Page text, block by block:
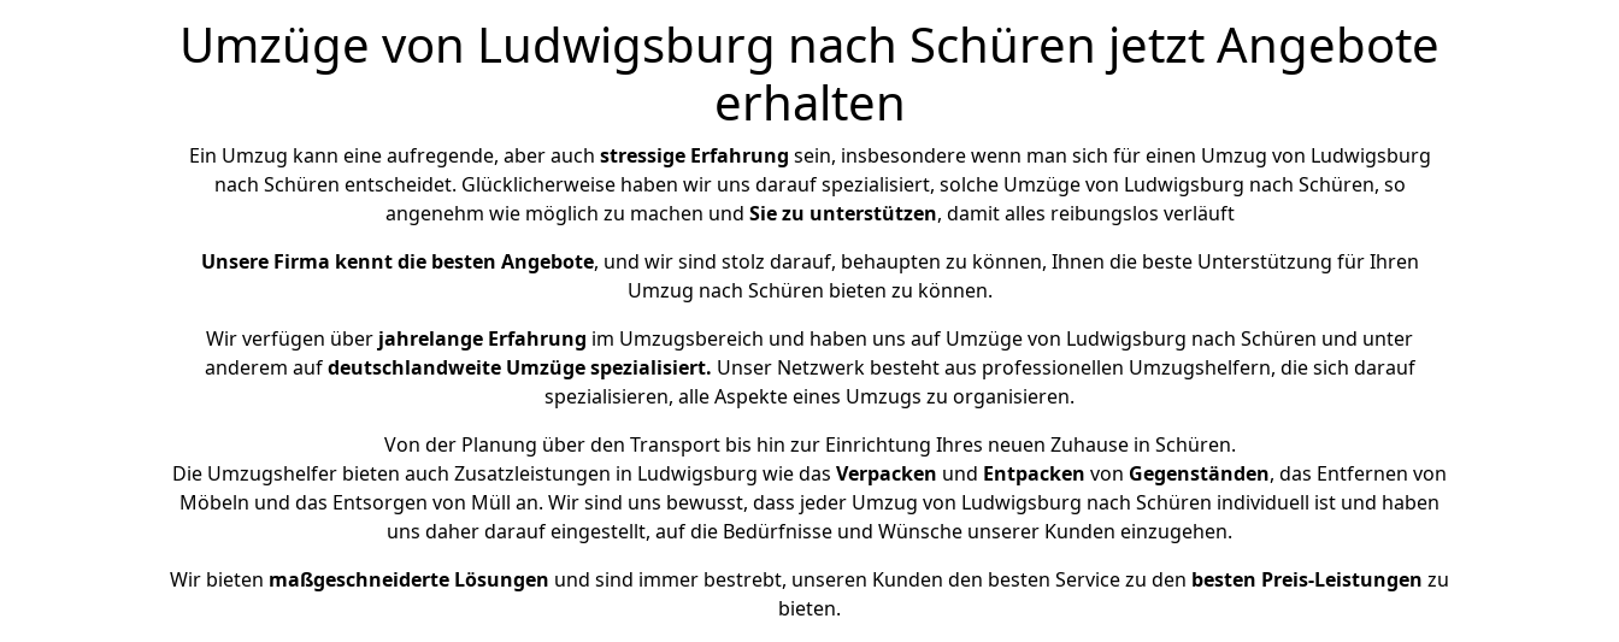
Umzüge von Ludwigsburg nach Schüren jetzt Angebote
erhalten
Ein Umzug kann eine aufregende, aber auch stressige Erfahrung sein, insbesondere wenn man sich für einen Umzug von Ludwigsburg
nach Schüren entscheidet. Glücklicherweise haben wir uns darauf spezialisiert, solche Umzüge von Ludwigsburg nach Schüren, so
angenehm wie möglich zu machen und Sie zu unterstützen, damit alles reibungslos verläuft
Unsere Firma kennt die besten Angebote, und wir sind stolz darauf, behaupten zu können, Ihnen die beste Unterstützung für Ihren
Umzug nach Schüren bieten zu können.
Wir verfügen über jahrelange Erfahrung im Umzugsbereich und haben uns auf Umzüge von Ludwigsburg nach Schüren und unter
anderem aufdeutschlandweite Umzüge spezialisiert. Unser Netzwerk besteht aus professionellen Umzugshelfern, die sich darauf
spezialisieren, alle Aspekte eines Umzugs zu organisieren.
Von der Planung über den Transport bis hin zur Einrichtung Ihres neuen Zuhause in Schüren.
Die Umzugshelfer bieten auch Zusatzleistungen in Ludwigsburg wie das Verpacken und Entpacken von Gegenständen, das Entfernen von
Möbeln und das Entsorgen von Müll an. Wir sind uns bewusst, dass jeder Umzug von Ludwigsburg nach Schüren individuell ist und haben
uns daher darauf eingestellt, auf die Bedürfnisse und Wünsche unserer Kunden einzugehen.
Wir bieten maßgeschneiderte Lösungen und sind immer bestrebt, unseren Kunden den besten Service zu den besten Preis-Leistungen zu
bieten.